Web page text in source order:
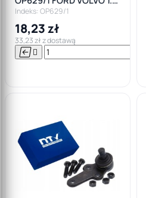
1.6
Indeks: OP629/1
18,23 zł
33,23 zł z dostawą
 